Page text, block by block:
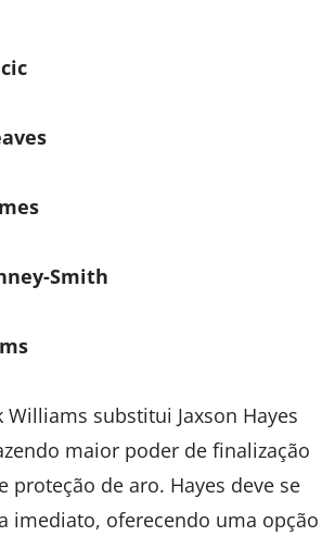
Smith
Williams substitui Jaxson Hayes
maior poder de finalização
proteção de aro. Hayes deve se
imediato, oferecendo uma opção